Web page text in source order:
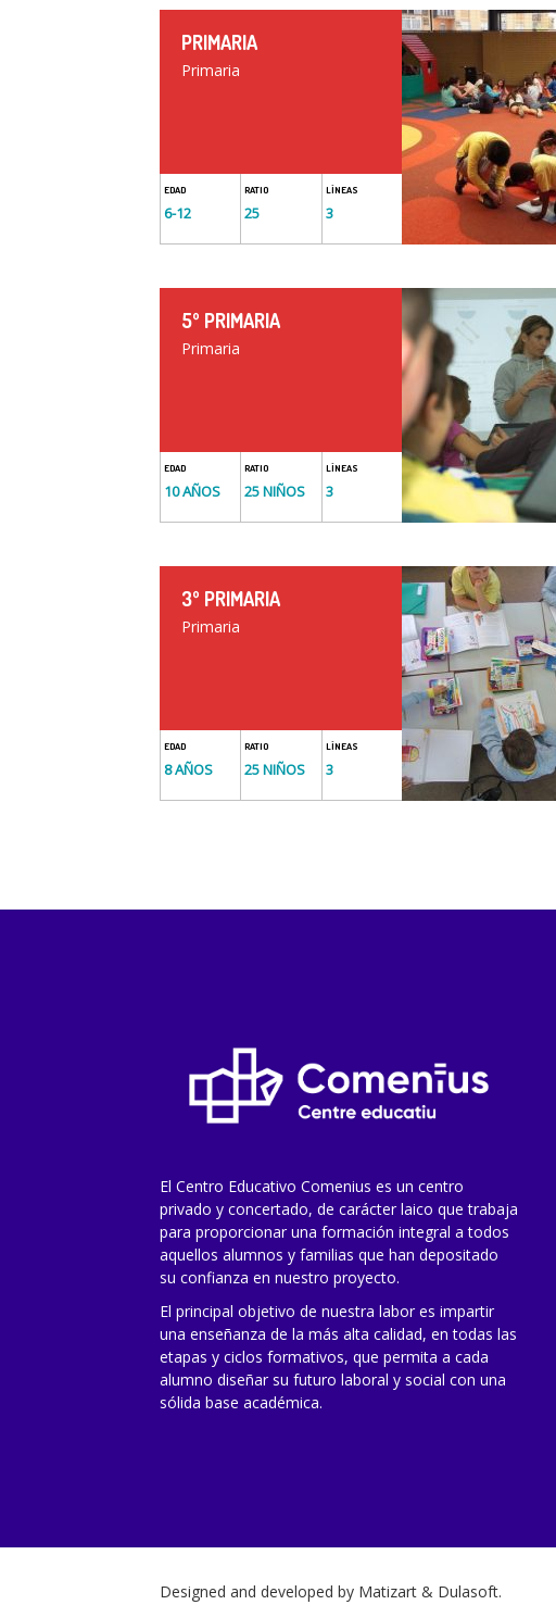
PRIMARIA
Primaria
EDAD
6-12
RATIO
25
LÍNEAS
3
5º PRIMARIA
Primaria
EDAD
10 AÑOS
RATIO
25 NIÑOS
LÍNEAS
3
3º PRIMARIA
Primaria
EDAD
8 AÑOS
RATIO
25 NIÑOS
LÍNEAS
3
El Centro Educativo Comenius es un centro
privado y concertado, de carácter laico que trabaja
para proporcionar una formación integral a todos
aquellos alumnos y familias que han depositado
su confianza en nuestro proyecto.
El principal objetivo de nuestra labor es impartir
una enseñanza de la más alta calidad, en todas las
etapas y ciclos formativos, que permita a cada
alumno diseñar su futuro laboral y social con una
sólida base académica.
Designed and developed by Matizart & Dulasoft.